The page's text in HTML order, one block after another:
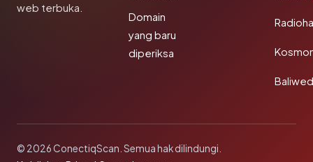
web terbuka.
Domain
yang baru
diperiksa
© 2026 ConectiqScan. Semua hak dilindungi.